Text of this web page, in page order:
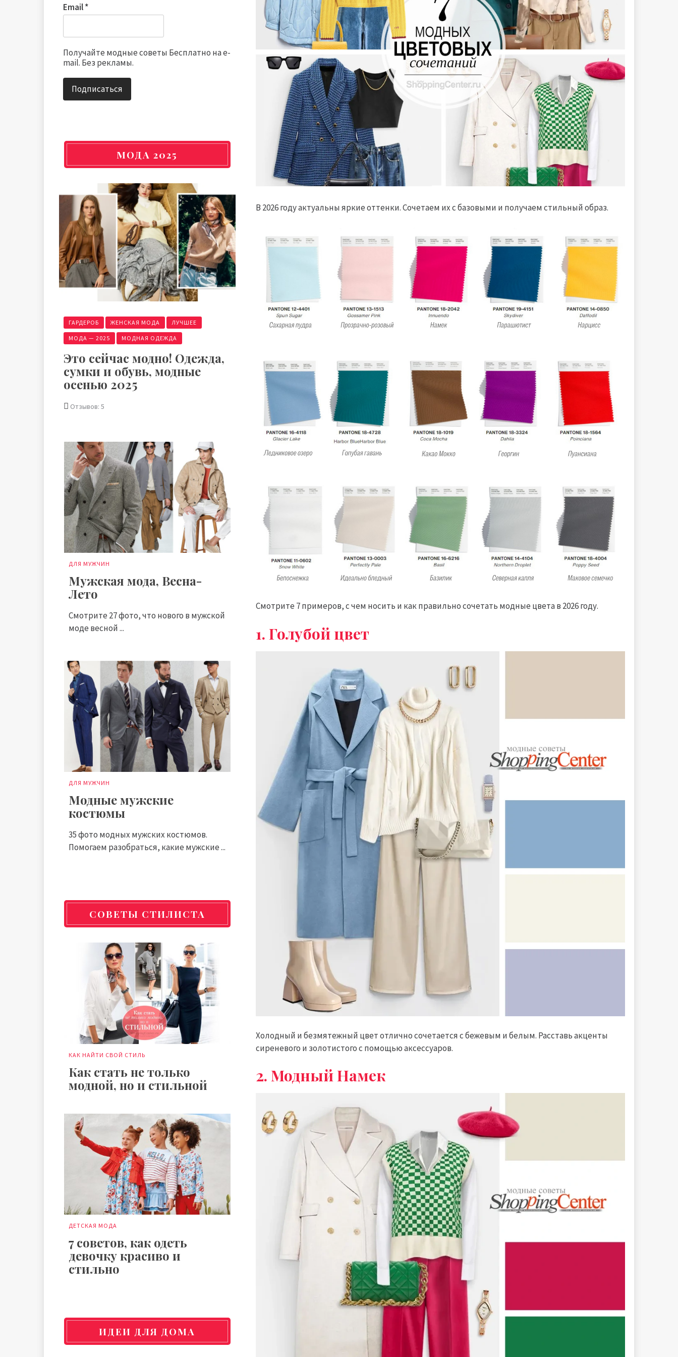
В 2026 году актуальны яркие оттенки. Сочетаем их с базовыми и получаем стильный образ.
Смотрите 7 примеров, с чем носить и как правильно сочетать модные цвета в 2026 году.
1. Голубой цвет
Холодный и безмятежный цвет отлично сочетается с бежевым и белым. Расставь акценты
сиреневого и золотистого с помощью аксессуаров.
2. Модный Намек
Email*
Получайте модные советы Бесплатно на e-
mail. Без рекламы.
МОДА 2025
ГАРДЕРОБ ЖЕНСКАЯ МОДА ЛУЧШЕЕ
МОДА — 2025 МОДНАЯ ОДЕЖДА
Это сейчас модно! Одежда,
сумки и обувь, модные
осенью 2025
Отзывов: 5
ДЛЯ МУЖЧИН
Мужская мода, Весна-
Лето
Смотрите 27 фото, что нового в мужской
моде весной ...
ДЛЯ МУЖЧИН
Модные мужские
костюмы
35 фото модных мужских костюмов.
Помогаем разобраться, какие мужские ...
СОВЕТЫ СТИЛИСТА
КАК НАЙТИ СВОЙ СТИЛЬ
Как стать не только
модной, но и стильной
ДЕТСКАЯ МОДА
7 советов, как одеть
девочку красиво и
стильно
ИДЕИ ДЛЯ ДОМА